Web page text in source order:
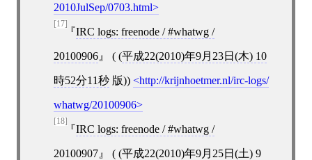
2010JulSep/0703.html
[17]
IRC logs: freenode / #whatwg /
20100906 ( (平成22(2010)年9月23日(木) 10
時52分11秒版)) http://krijnhoetmer.nl/irc-logs/
whatwg/20100906
[18]
IRC logs: freenode / #whatwg /
20100907 ( (平成22(2010)年9月25日(土) 9